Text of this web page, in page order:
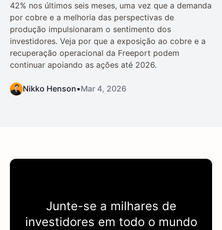
42% nos últimos seis meses, uma vez que a demanda
por cobre e a melhoria das perspectivas de
produção impulsionaram o sentimento dos
investidores. Veja por que a exposição ao cobre e a
recuperação operacional da Freeport podem
continuar apoiando as ações até 2026.
Nikko Henson•Mar 4, 2026
Junte-se a milhares de
investidores em todo o mundo